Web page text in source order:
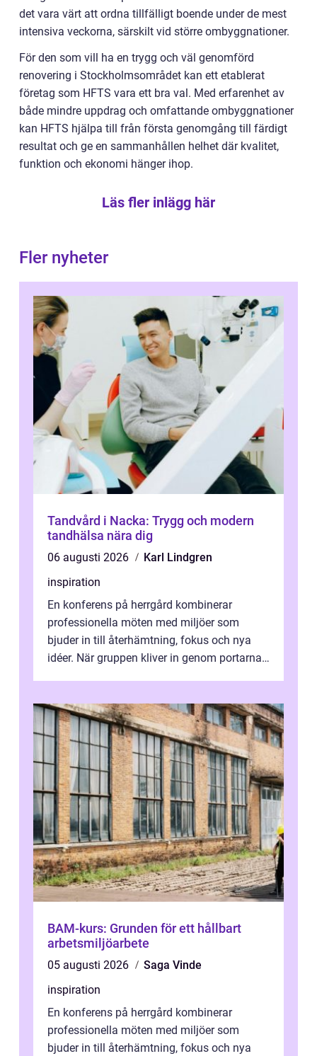
det vara värt att ordna tillfälligt boende under de mest
intensiva veckorna, särskilt vid större ombyggnationer.
För den som vill ha en trygg och väl genomförd
renovering i Stockholmsområdet kan ett etablerat
företag som HFTS vara ett bra val. Med erfarenhet av
både mindre uppdrag och omfattande ombyggnationer
kan HFTS hjälpa till från första genomgång till färdigt
resultat och ge en sammanhållen helhet där kvalitet,
funktion och ekonomi hänger ihop.
Läs fler inlägg här
Fler nyheter
Tandvård i Nacka: Trygg och modern
tandhälsa nära dig
06 augusti 2026
Karl Lindgren
inspiration
En konferens på herrgård kombinerar
professionella möten med miljöer som
bjuder in till återhämtning, fokus och nya
idéer. När gruppen kliver in genom portarna
BAM-kurs: Grunden för ett hållbart
arbetsmiljöarbete
05 augusti 2026
Saga Vinde
inspiration
En konferens på herrgård kombinerar
professionella möten med miljöer som
bjuder in till återhämtning, fokus och nya